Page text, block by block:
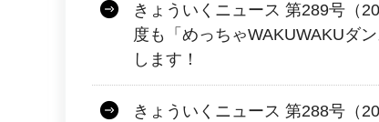
きょういくニュース 第289号（
度も「めっちゃWAKUWAKUダ
します！
きょういくニュース 第288号（